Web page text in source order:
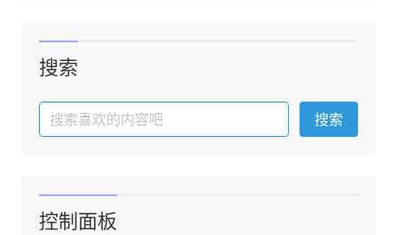
搜索
控制面板